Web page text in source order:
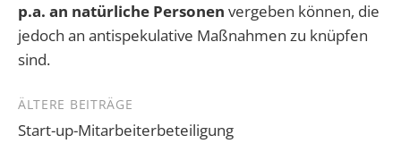
p.a. an natürliche Personen vergeben können, die
jedoch an antispekulative Maßnahmen zu knüpfen
sind.
Beitragsnavigation
ÄLTERE BEITRÄGE
Start-up-Mitarbeiterbeteiligung